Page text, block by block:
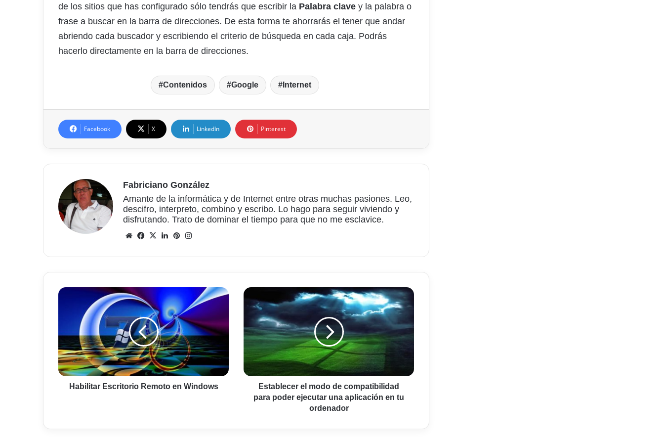
de los sitios que has configurado sólo tendrás que escribir la Palabra clave y la palabra o
frase a buscar en la barra de direcciones. De esta forma te ahorrarás el tener que andar
abriendo cada buscador y escribiendo el criterio de búsqueda en cada caja. Podrás
hacerlo directamente en la barra de direcciones.
Contenidos Google Internet
Facebook X LinkedIn Pinterest
Fabriciano González
Amante de la informática y de Internet entre otras muchas pasiones. Leo,
descifro, interpreto, combino y escribo. Lo hago para seguir viviendo y
disfrutando. Trato de dominar el tiempo para que no me esclavice.
Sitio
Facebook
X LinkedInPinterest
Habilitar
Escritorio
Remoto
Windows
Habilitar Escritorio Remoto en Windows
Establecer
modo
compatibilidad
para
poder
ejecutar
una
aplicación
Establecer el modo de compatibilidad
para poder ejecutar una aplicación en tu
ordenador